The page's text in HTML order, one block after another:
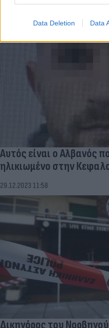
Data Deletion Data
Αυτός είναι ο Αλβανός
ηλικιωμένο στην
29.12.2023 11:58
Δικηγόρος του